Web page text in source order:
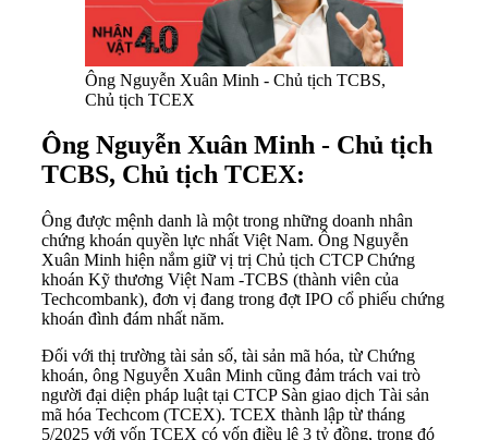
Ông Nguyễn Xuân Minh - Chủ tịch TCBS,
Chủ tịch TCEX
Ông Nguyễn Xuân Minh - Chủ tịch
TCBS, Chủ tịch TCEX:
Ông được mệnh danh là một trong những doanh nhân
chứng khoán quyền lực nhất Việt Nam. Ông Nguyễn
Xuân Minh hiện nắm giữ vị trị Chủ tịch CTCP Chứng
khoán Kỹ thương Việt Nam -TCBS (thành viên của
Techcombank), đơn vị đang trong đợt IPO cổ phiếu chứng
khoán đình đám nhất năm.
Đối với thị trường tài sản số, tài sản mã hóa, từ Chứng
khoán, ông Nguyễn Xuân Minh cũng đảm trách vai trò
người đại diện pháp luật tại CTCP Sàn giao dịch Tài sản
mã hóa Techcom (TCEX). TCEX thành lập từ tháng
5/2025 với vốn TCEX có vốn điều lệ 3 tỷ đồng, trong đó